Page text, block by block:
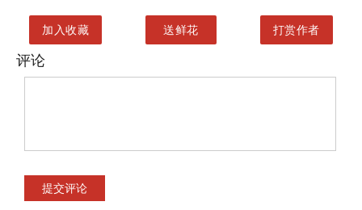
加入收藏 送鲜花 打赏作者
评论